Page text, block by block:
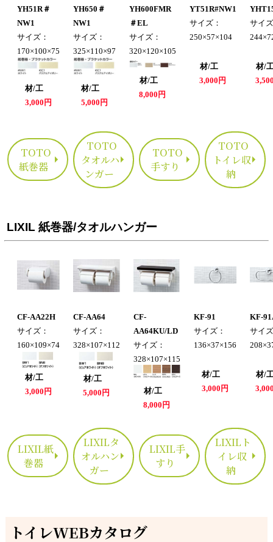
YH51R＃
NW1
サイズ：
170×100×75
材/工
3,000円
YH650＃
NW1
サイズ：
325×110×97
材/工
5,000円
YH600FMR
＃EL
サイズ：
320×120×105
材/工
8,000円
YT51R#NW1
サイズ：
250×57×104
材/工
3,000円
サイ
材/
TOTO
紙巻器
TOTO
タオルハ
ンガー
TOTO
手すり
TOTO
トイレ収
納
LIXIL 紙巻器/タオルハンガー
CF-AA22H
サイズ：
160×109×74
材/工
3,000円
CF-AA64
サイズ：
328×107×112
材/工
5,000円
CF-
AA64KU/LD
サイズ：
328×107×115
材/工
8,000円
KF-91
サイズ：
136×37×156
材/工
3,000円
KF-
サイ
材/
LIXIL紙
巻器
LIXILタ
オルハン
ガー
LIXIL手
すり
LIXILト
イレ収
納
トイレWEBカタログ